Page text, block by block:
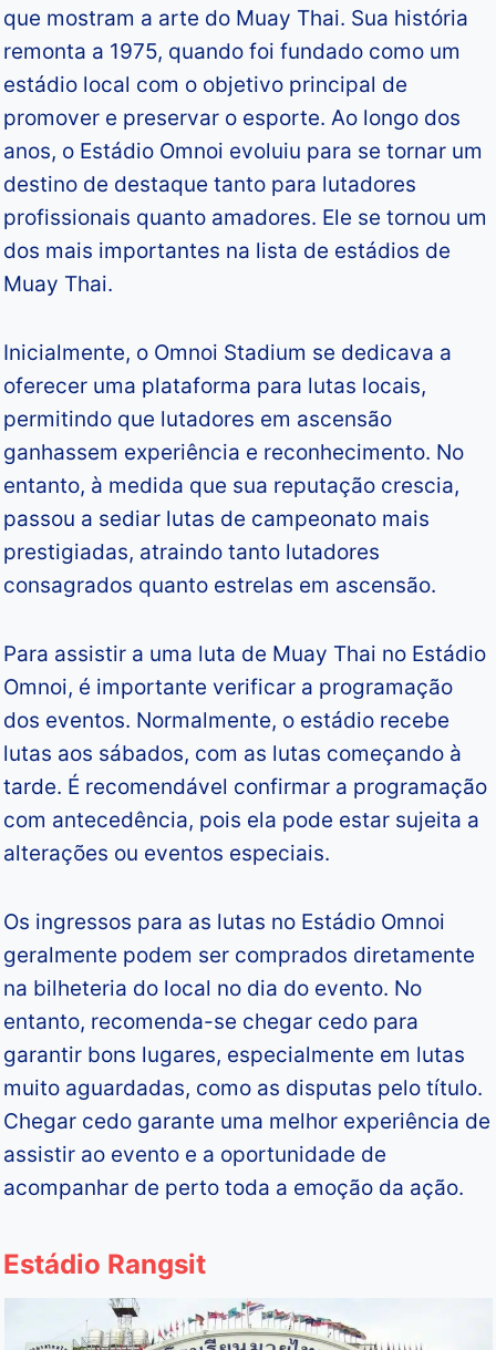
que mostram a arte do Muay Thai. Sua história
remonta a 1975, quando foi fundado como um
estádio local com o objetivo principal de
promover e preservar o esporte. Ao longo dos
anos, o Estádio Omnoi evoluiu para se tornar um
destino de destaque tanto para lutadores
profissionais quanto amadores. Ele se tornou um
dos mais importantes na lista de estádios de
Muay Thai.
Inicialmente, o Omnoi Stadium se dedicava a
oferecer uma plataforma para lutas locais,
permitindo que lutadores em ascensão
ganhassem experiência e reconhecimento. No
entanto, à medida que sua reputação crescia,
passou a sediar lutas de campeonato mais
prestigiadas, atraindo tanto lutadores
consagrados quanto estrelas em ascensão.
Para assistir a uma luta de Muay Thai no Estádio
Omnoi, é importante verificar a programação
dos eventos. Normalmente, o estádio recebe
lutas aos sábados, com as lutas começando à
tarde. É recomendável confirmar a programação
com antecedência, pois ela pode estar sujeita a
alterações ou eventos especiais.
Os ingressos para as lutas no Estádio Omnoi
geralmente podem ser comprados diretamente
na bilheteria do local no dia do evento. No
entanto, recomenda-se chegar cedo para
garantir bons lugares, especialmente em lutas
muito aguardadas, como as disputas pelo título.
Chegar cedo garante uma melhor experiência de
assistir ao evento e a oportunidade de
acompanhar de perto toda a emoção da ação.
Estádio Rangsit